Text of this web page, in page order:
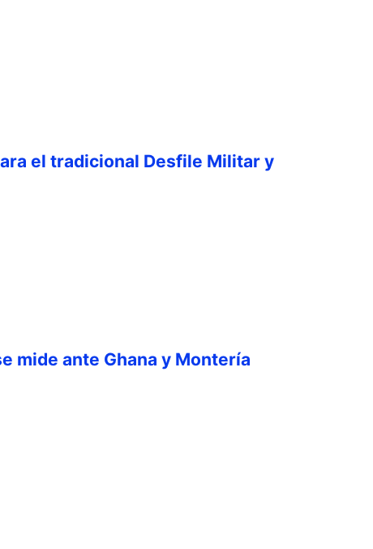
el tradicional Desfile Militar y
mide ante Ghana y Montería